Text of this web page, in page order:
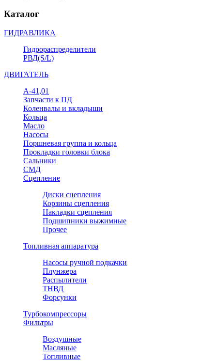
Каталог
ГИДРАВЛИКА
Гидрораспределители
РВД(S/L)
ДВИГАТЕЛЬ
А-41,01
Запчасти к ПД
Коленвалы и вкладыши
Кольца
Масло
Насосы
Поршневая группа и кольца
Прокладки головки блока
Сальники
СМД
Сцепление
Диски сцепления
Корзины сцепления
Накладки сцепления
Подшипники выжимные
Прочее
Топливная аппаратура
Насосы ручной подкачки
Плунжера
Распылители
ТНВД
Форсунки
Турбокомпрессоры
Фильтры
Воздушные
Масляные
Топливные